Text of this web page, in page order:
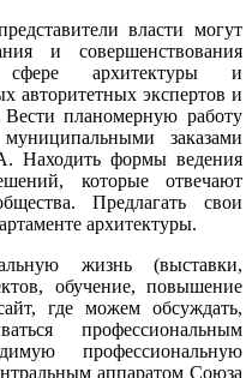
власти могут
и совершенствования
архитектуры и
авторитетных экспертов и
Вести планомерную работу
заказами
Находить формы ведения
которые отвечают
Предлагать свои
архитектуры.
жизнь (выставки,
обучение, повышение
где можем обсуждать,
профессиональным
профессиональную
аппаратом Союза